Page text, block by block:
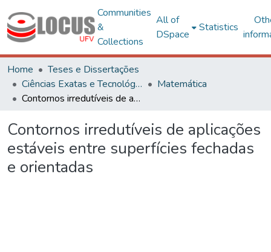
Communities
&
Collections
All of
DSpace
Statistics
Home
Teses e Dissertações
Ciências Exatas e Tecnológicas
Matemática
Contornos irredutíveis de aplicações estáveis entre superfícies fechadas e orientadas
Contornos irredutíveis de aplicações
estáveis entre superfícies fechadas
e orientadas